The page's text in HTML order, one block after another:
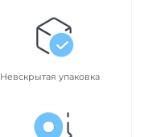
Невскрытая упаковка